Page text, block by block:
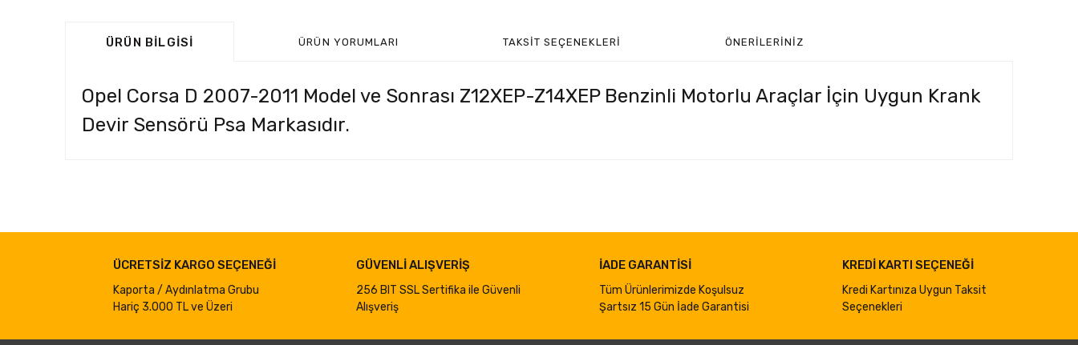
ÜRÜN BILGISI ÜRÜN YORUMLARI TAKSIT SEÇENEKLERI ÖNERILERINIZ
Opel Corsa D 2007-2011 Model ve Sonrası Z12XEP-Z14XEP Benzinli Motorlu Araçlar İçin Uygun Krank
Devir Sensörü Psa Markasıdır.
Ürün açıklamasında eksik bilgiler bulunuyor.
Ürün bilgilerinde hatalar bulunuyor.
Ürün fiyatı diğer sitelerden daha pahalı.
ÜCRETSİZ KARGO SEÇENEĞİ
Kaporta / Aydınlatma Grubu
Hariç 3.000 TL ve Üzeri
GÜVENLİ ALIŞVERİŞ
256 BIT SSL Sertifika ile Güvenli
Alışveriş
İADE GARANTİSİ
Tüm Ürünlerimizde Koşulsuz
Şartsız 15 Gün İade Garantisi
KREDİ KARTI SEÇENEĞİ
Kredi Kartınıza Uygun Taksit
Seçenekleri